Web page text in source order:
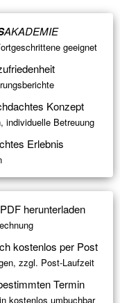
AKADEMIE
geeignet
Konzept
individuelle Betreuung
Erlebnis
herunterladen
kostenlos per Post
zzgl. Post-Laufzeit
Termin
kostenlos umbuchbar